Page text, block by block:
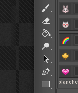
blanche